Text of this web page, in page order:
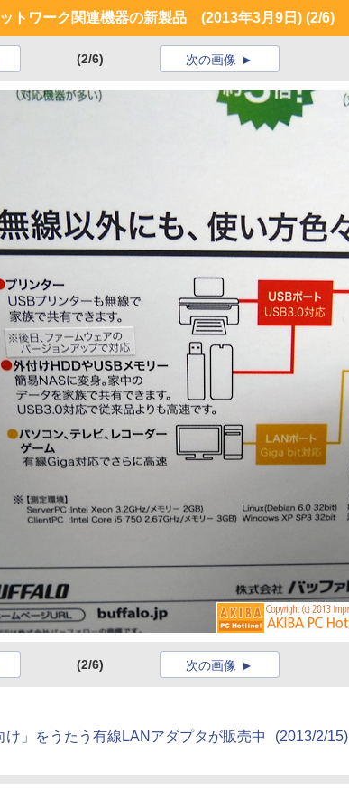
トワーク関連機器の新製品 (2013年3月9日) (2/6)
(2/6) 次の画像
(2/6) 次の画像
け」をうたう有線LANアダプタが販売中
(2013/2/15)